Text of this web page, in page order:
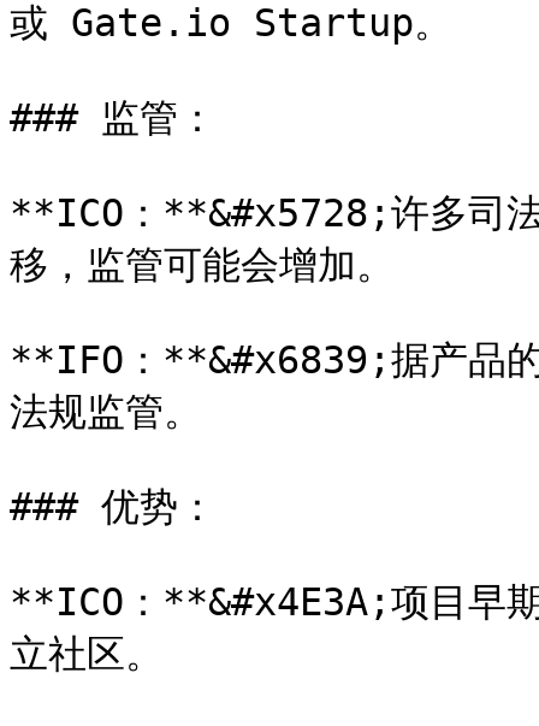
或 Gate.io Startup。
### 监管：
**ICO：**&#x5728;许多司法
移，监管可能会增加。
**IFO：**&#x6839;据产品的
法规监管。
### 优势：
**ICO：**&#x4E3A;项目早
立社区。